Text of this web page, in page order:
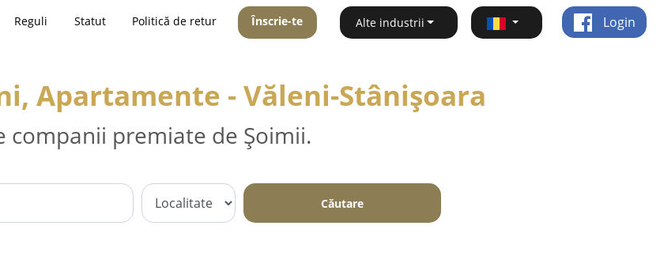
Reguli Statut Politică de retur Înscrie-te Alte industrii Login
Apartamente - Văleni-Stânişoara
companii premiate de Șoimii.
Căutare